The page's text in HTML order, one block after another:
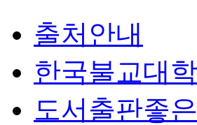
출처안내
한국불교대학
도서출판좋